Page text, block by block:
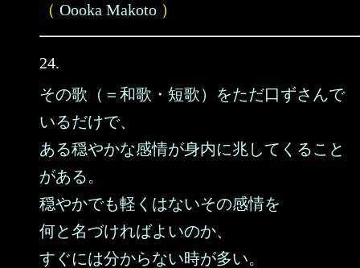
（ Oooka Makoto ）
24.
その歌（＝和歌・短歌）をただ口ずさんで
いるだけで、
ある穏やかな感情が身内に兆してくること
がある。
穏やかでも軽くはないその感情を
何と名づければよいのか、
すぐには分からない時が多い。